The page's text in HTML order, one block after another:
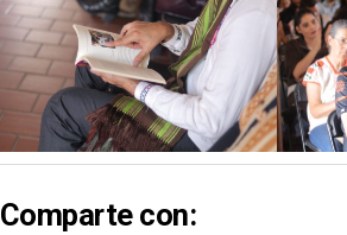
Comparte con: